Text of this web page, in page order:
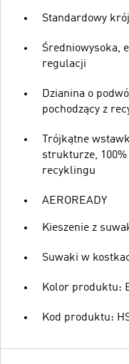
Standardowy krój
Średniowysoka,
regulacji
Dzianina o
pochodzący z
Trójkątne
strukturze,
recyklingu
AEROREADY
Kieszenie z
Suwaki w
Kolor produktu:
Kod produktu: